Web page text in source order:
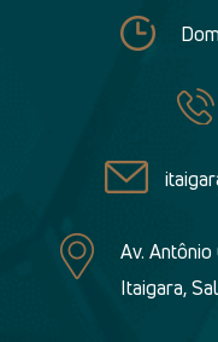
Av.
Itaigara,